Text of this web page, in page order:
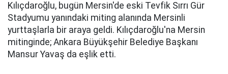
Kılıçdaroğlu, bugün Mersin'de eski Tevfik Sırrı Gür
Stadyumu yanındaki miting alanında Mersinli
yurttaşlarla bir araya geldi. Kılıçdaroğlu'na Mersin
mitinginde; Ankara Büyükşehir Belediye Başkanı
Mansur Yavaş da eşlik etti.